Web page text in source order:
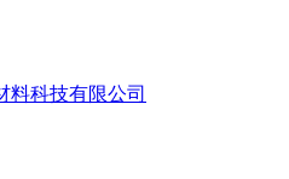
料科技有限公司